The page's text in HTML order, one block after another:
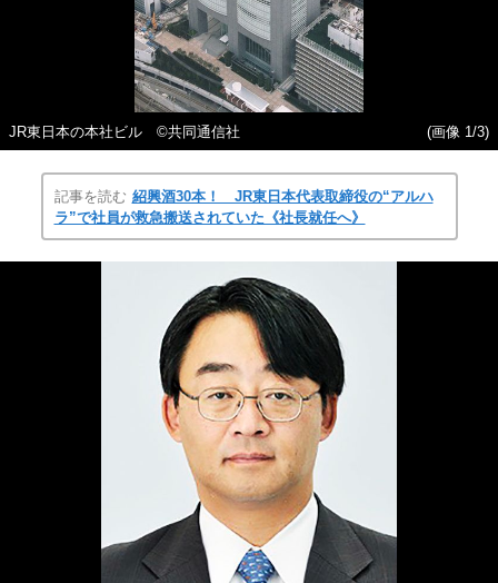
JR東日本の本社ビル ©共同通信社 (画像 1/3)
記事を読む 紹興酒30本！ JR東日本代表取締役の“アルハ
ラ”で社員が救急搬送されていた《社長就任へ》